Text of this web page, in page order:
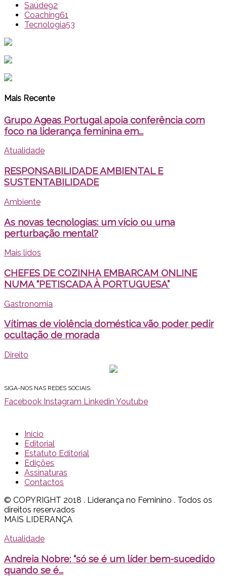
Saúde92
Coaching61
Tecnologia53
Mais Recente
Grupo Ageas Portugal apoia conferência com
foco na liderança feminina em...
Atualidade
RESPONSABILIDADE AMBIENTAL E
SUSTENTABILIDADE
Ambiente
As novas tecnologias: um vício ou uma
perturbação mental?
Mais lidos
CHEFES DE COZINHA EMBARCAM ONLINE
NUMA “PETISCADA À PORTUGUESA”
Gastronomia
Vítimas de violência doméstica vão poder pedir
ocultação de morada
Direito
SIGA-NOS NAS REDES SOCIAIS:
Facebook Instagram Linkedin Youtube
Início
Editorial
Estatuto Editorial
Edições
Assinaturas
Contactos
© COPYRIGHT 2018 . Liderança no Feminino . Todos os
direitos reservados
MAIS LIDERANÇA
Atualidade
Andreia Nobre: “só se é um líder bem-sucedido
quando se é...